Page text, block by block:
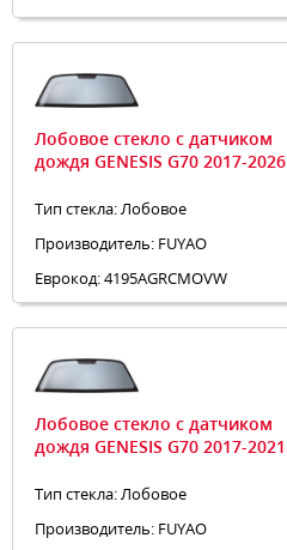
Лобовое стекло с датчиком
дождя GENESIS G70 2017-2026
Тип стекла: Лобовое
Производитель: FUYAO
Еврокод: 4195AGRCMOVW
Лобовое стекло с датчиком
дождя GENESIS G70 2017-2021
Тип стекла: Лобовое
Производитель: FUYAO